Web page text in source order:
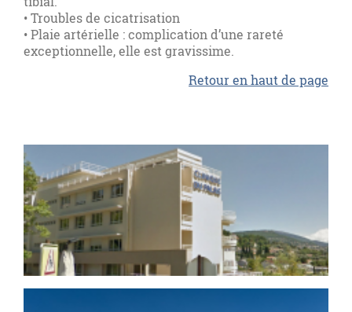
• Troubles de cicatrisation
• Plaie artérielle : complication d’une rareté
exceptionnelle, elle est gravissime.
Retour en haut de page